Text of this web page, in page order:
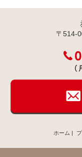
〒514-
ホーム |